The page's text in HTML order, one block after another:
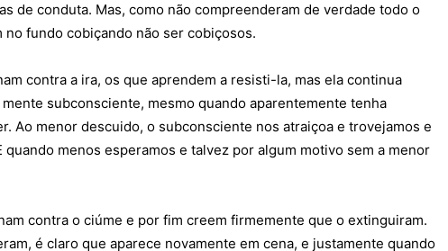
de conduta. Mas, como não compreenderam de verdade todo o
fundo cobiçando não ser cobiçosos.
contra a ira, os que aprendem a resisti-la, mas ela continua
subconsciente, mesmo quando aparentemente tenha
Ao menor descuido, o subconsciente nos atraiçoa e trovejamos e
quando menos esperamos e talvez por algum motivo sem a menor
contra o ciúme e por fim creem firmemente que o extinguiram.
é claro que aparece novamente em cena, e justamente quando